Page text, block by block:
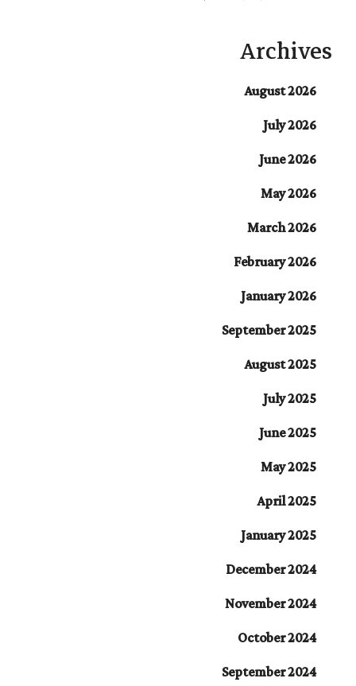
Archives
August 2026
July 2026
June 2026
May 2026
March 2026
February 2026
January 2026
September 2025
August 2025
July 2025
June 2025
May 2025
April 2025
January 2025
December 2024
November 2024
October 2024
September 2024